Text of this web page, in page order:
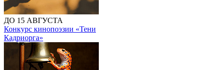
ДО 15 АВГУСТА
Конкурс кинопоэзии «Тени
Кадриорга»